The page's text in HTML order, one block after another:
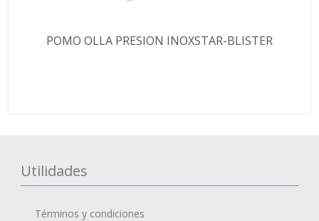
POMO OLLA PRESION INOXSTAR-BLISTER
Utilidades
Términos y condiciones